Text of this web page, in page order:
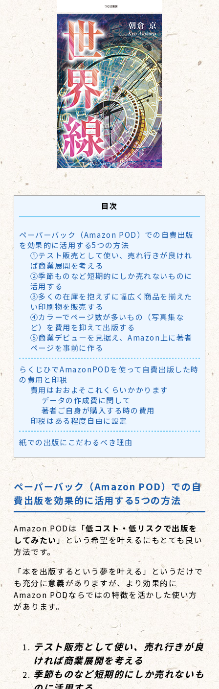
目次
ペーパーバック（Amazon POD）での自費出版
を効果的に活用する5つの方法
①テスト販売として使い、売れ行きが良けれ
ば商業展開を考える
②季節ものなど短期的にしか売れないものに
活用する
③多くの在庫を抱えずに幅広く商品を揃えた
い印刷物を販売する
④カラーでページ数が多いもの（写真集な
ど）を費用を抑えて出版する
⑤商業デビューを見据え、Amazon上に著者
ページを事前に作る
らくじひでAmazonPODを使って自費出版した時
の費用と印税
費用はおおよそこれくらいかかります
データの作成費に関して
著者ご自身が購入する時の費用
印税はある程度自由に設定
紙での出版にこだわるべき理由
ペーパーバック（Amazon POD）での自
費出版を効果的に活用する5つの方法
Amazon PODは「低コスト・低リスクで出版を
してみたい」という希望を叶えるにもとても良い
方法です。
「本を出版するという夢を叶える」というだけで
も充分に意義がありますが、より効果的に
Amazon PODならではの特徴を活かした使い方
があります。
テスト販売として使い、売れ行きが良
ければ商業展開を考える
季節ものなど短期的にしか売れないも